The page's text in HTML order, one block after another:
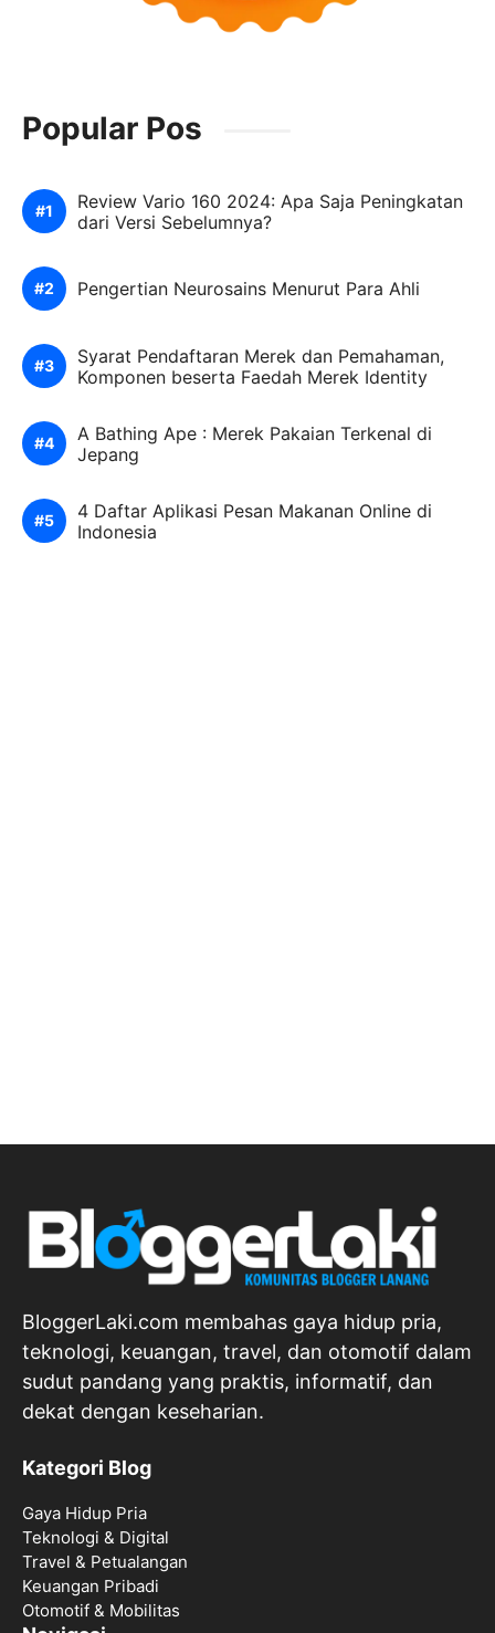
Popular Pos
Review Vario 160 2024: Apa Saja Peningkatan
dari Versi Sebelumnya?
Pengertian Neurosains Menurut Para Ahli
Syarat Pendaftaran Merek dan Pemahaman,
Komponen beserta Faedah Merek Identity
A Bathing Ape : Merek Pakaian Terkenal di
Jepang
4 Daftar Aplikasi Pesan Makanan Online di
Indonesia
BloggerLaki.com membahas gaya hidup pria,
teknologi, keuangan, travel, dan otomotif dalam
sudut pandang yang praktis, informatif, dan
dekat dengan keseharian.
Kategori Blog
Gaya Hidup Pria
Teknologi & Digital
Travel & Petualangan
Keuangan Pribadi
Otomotif & Mobilitas